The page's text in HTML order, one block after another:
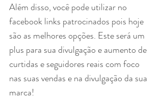
Além disso, você pode utilizar no
facebook links patrocinados pois hoje
são as melhores opções. Este será um
plus para sua divulgação e aumento de
curtidas e seguidores reais com foco
nas suas vendas e na divulgação da sua
marca!